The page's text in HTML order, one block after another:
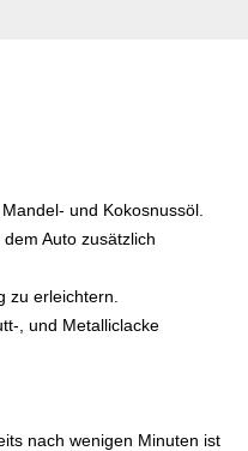
und Kokosnussöl.
Auto zusätzlich
zu erleichtern.
, und Metalliclacke
nach wenigen Minuten ist